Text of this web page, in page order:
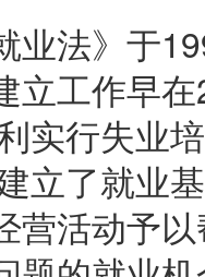
法》于
立工作早
实行失业
立了就业
营活动予